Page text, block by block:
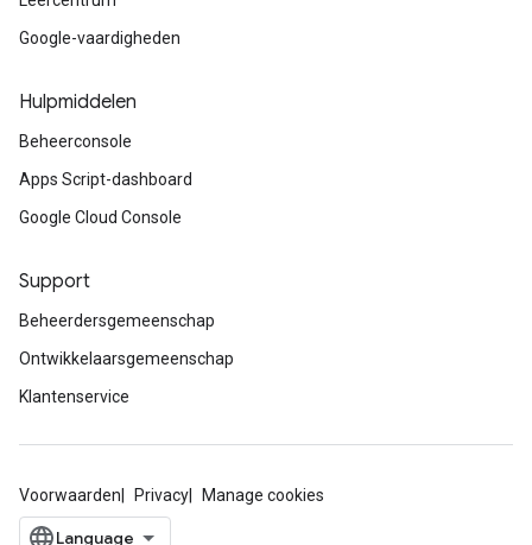
Google-vaardigheden
Hulpmiddelen
Beheerconsole
Apps Script-dashboard
Google Cloud Console
Support
Beheerdersgemeenschap
Ontwikkelaarsgemeenschap
Klantenservice
Voorwaarden Privacy Manage cookies